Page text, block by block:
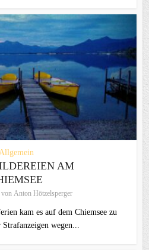
Allgemein
AM
von Anton Hötzelsperger
kam es auf dem Chiemsee zu
wegen...